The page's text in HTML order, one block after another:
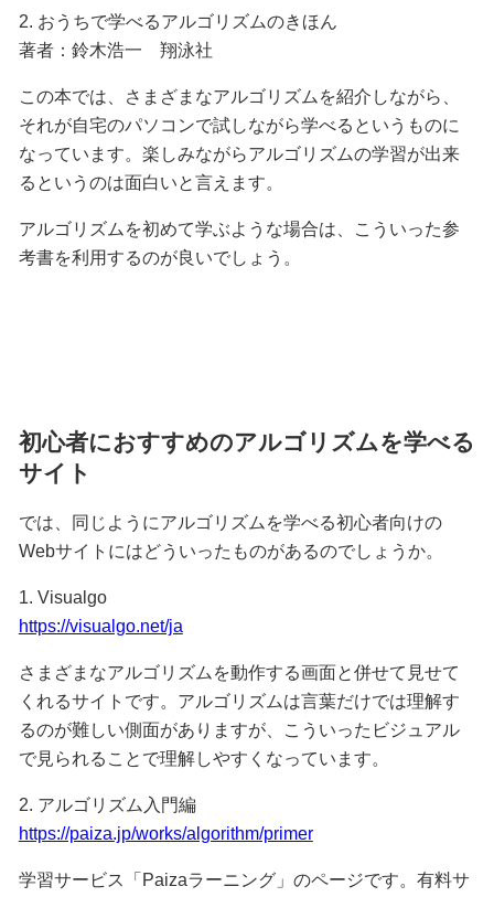
2. おうちで学べるアルゴリズムのきほん
著者：鈴木浩一 翔泳社
この本では、さまざまなアルゴリズムを紹介しながら、
それが自宅のパソコンで試しながら学べるというものに
なっています。楽しみながらアルゴリズムの学習が出来
るというのは面白いと言えます。
アルゴリズムを初めて学ぶような場合は、こういった参
考書を利用するのが良いでしょう。
初心者におすすめのアルゴリズムを学べる
サイト
では、同じようにアルゴリズムを学べる初心者向けの
Webサイトにはどういったものがあるのでしょうか。
1. Visualgo
https://visualgo.net/ja
さまざまなアルゴリズムを動作する画面と併せて見せて
くれるサイトです。アルゴリズムは言葉だけでは理解す
るのが難しい側面がありますが、こういったビジュアル
で見られることで理解しやすくなっています。
2. アルゴリズム入門編
https://paiza.jp/works/algorithm/primer
学習サービス「Paizaラーニング」のページです。有料サ